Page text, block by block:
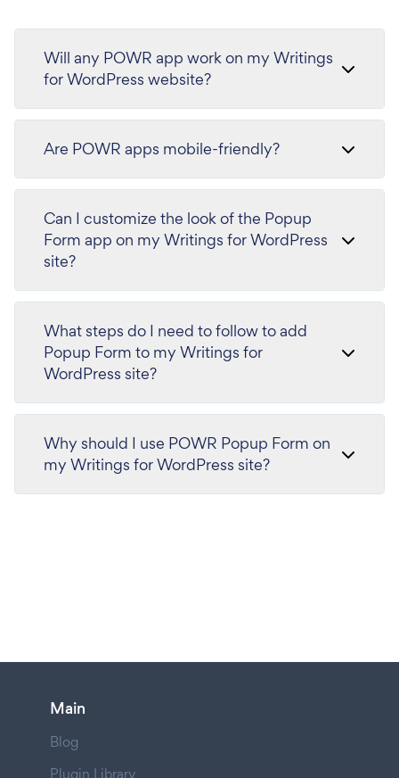
Will any POWR app work on my Writings
for WordPress website?
Are POWR apps mobile-friendly?
Can I customize the look of the Popup
Form app on my Writings for WordPress
site?
What steps do I need to follow to add
Popup Form to my Writings for
WordPress site?
Why should I use POWR Popup Form on
my Writings for WordPress site?
Main
Blog
Plugin Library